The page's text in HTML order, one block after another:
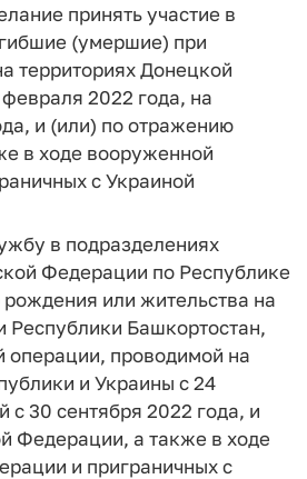
принять участие в
(умершие) при
территориях Донецкой
2022 года, на
и (или) по отражению
в ходе вооруженной
с Украиной
в подразделениях
Федерации по Республике
или жительства на
Республики Башкортостан,
операции, проводимой на
и Украины с 24
с 30 сентября 2022 года, и
Федерации, а также в ходе
и приграничных с